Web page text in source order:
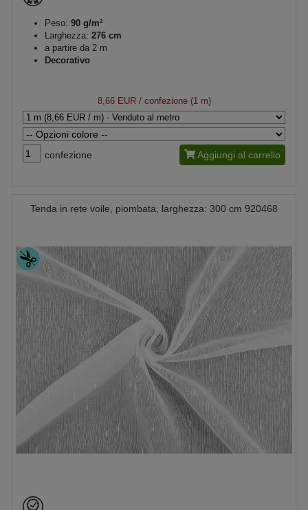
Peso: 90 g/m²
Larghezza: 276 cm
a partire da 2 m
Decorativo
8,66 EUR/ confezione (1 m)
confezione Aggiungi al carrello
Tenda in rete voile, piombata, larghezza: 300 cm 920468